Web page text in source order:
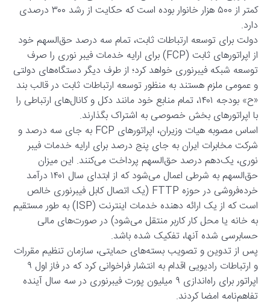
کمتر از ۵۰۰ هزار خانوار بوده است که حکایت از رشد ۳۰۰ درصدی
دارد.
دولت برای توسعه ارتباطات ثابت، تمام سه درصد حق‌السهم خود
از اپراتورهای ثابت (FCP) برای ارایه خدمات فیبر نوری را صرف
توسعه شبکه فیبرنوری خواهد کرد؛ از طرف دیگر دستگاه‌های دولتی
و عمومی ملزم هستند به منظور توسعه ارتباطات ثابت در قالب بند
«ح» بودجه ۱۴۰۱، تمام منابع خود مانند دکل و کانال‌های ارتباطی را
با اپراتورهای بخش خصوصی به اشتراک بگذارند.
اساس مصوبه هیات وزیران، اپراتورهای FCP به جای سه درصد و
شرکت مخابرات ایران به جای پنج درصد برای ارایه خدمات فیبر
نوری، یک‌دهم درصد حق‌السهم پرداخت می‌کنند. این میزان
حق‌السهم به شرطی اعمال می‌شود که از ابتدای سال ۱۴۰۱ درآمد
خرده‌فروشی در حوزه FTTP (یک اتصال کابل فیبرنوری خالص
است که از یک ارائه دهنده خدمات اینترنت (ISP) به طور مستقیم
به خانه یا محل کار کاربر منتقل می‌شود) در صورت‌های مالی
حسابرسی شده آنها، تفکیک شده باشد.
پس از تدوین و تصویب بسته‌های حمایتی، سازمان تنظیم مقررات
و ارتباطات رادیویی اقدام به انتشار فراخوانی کرد که در فاز اول ۹
اپراتور برای راه‌اندازی ۹ میلیون پورت فیبرنوری در سه سال آینده
تفاهم‌نامه امضا کردند.